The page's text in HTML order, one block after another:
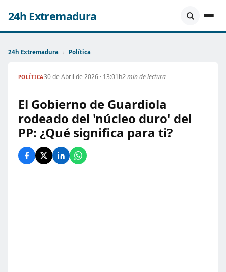
24h Extremadura
24h Extremadura › Política
POLÍTICA30 de Abril de 2026 · 13:01h2 min de lectura
El Gobierno de Guardiola
rodeado del 'núcleo duro' del
PP: ¿Qué significa para ti?